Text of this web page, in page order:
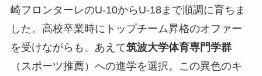
崎フロンターレのU-10からU-18まで順調に育ちま
した。高校卒業時にトップチーム昇格のオファー
を受けながらも、あえて筑波大学体育専門学群
（スポーツ推薦）への進学を選択。この異色のキ